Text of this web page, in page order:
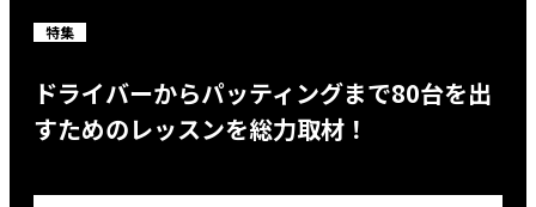
特集
ドライバーからパッティングまで80台を出
すためのレッスンを総力取材！